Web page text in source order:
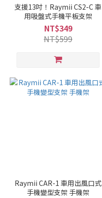
支援13吋！Raymii CS2-C 車
用吸盤式手機平板支架
NT$349
NT$599
Raymii CAR-1 車用出風口式
手機變型支架 手機架